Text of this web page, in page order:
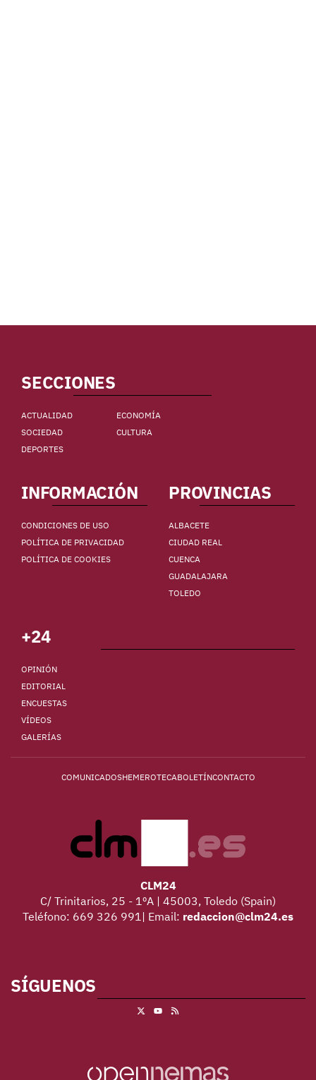
SECCIONES
ACTUALIDAD
ECONOMÍA
SOCIEDAD
CULTURA
DEPORTES
INFORMACIÓN
CONDICIONES DE USO
POLÍTICA DE PRIVACIDAD
POLÍTICA DE COOKIES
PROVINCIAS
ALBACETE
CIUDAD REAL
CUENCA
GUADALAJARA
TOLEDO
+24
OPINIÓN
EDITORIAL
ENCUESTAS
VÍDEOS
GALERÍAS
COMUNICADOSHEMEROTECABOLETÍNCONTACTO
CLM24
C/ Trinitarios, 25 - 1ºA | 45003, Toledo (Spain)
Teléfono: 669 326 991| Email: redaccion@clm24.es
SÍGUENOS